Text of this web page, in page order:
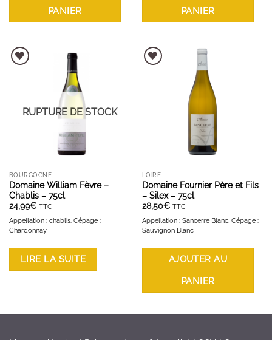
PANIER
PANIER
AJOUTER À LA LISTE D'ENVIES
RUPTURE DE STOCK
BOURGOGNE
Domaine William Fèvre –
Chablis – 75cl
24,99€ TTC
Appellation : chablis. Cépage :
Chardonnay
LIRE LA SUITE
AJOUTER À LA LISTE D'ENVIES
LOIRE
Domaine Fournier Père et Fils
– Silex – 75cl
28,50€ TTC
Appellation : Sancerre Blanc, Cépage :
Sauvignon Blanc
AJOUTER AU
PANIER